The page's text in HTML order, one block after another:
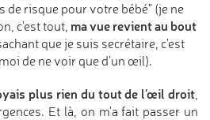
de risque pour votre bébé" (je ne
c'est tout, ma vue revient au bout
que je suis secrétaire, c'est
de ne voir que d'un œil).
plus rien du tout de l'œil droit,
Et là, on m'a fait passer un